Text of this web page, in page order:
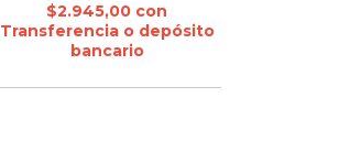
$2.945,00 con
Transferencia o depósito
bancario